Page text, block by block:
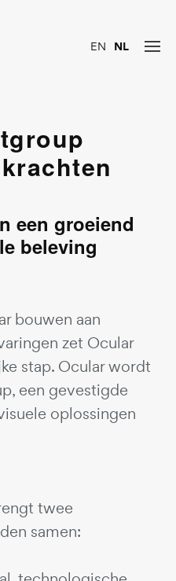
EN NL
een groeiend
beleving
bouwen aan
zet Ocular
stap. Ocular wordt
een gevestigde
oplossingen
twee
samen: